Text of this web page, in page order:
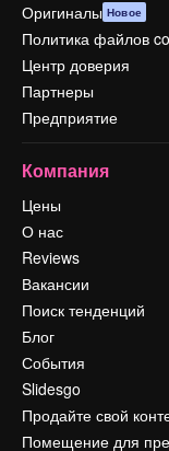
Оригиналы Новое
Политика файлов
Центр доверия
Партнеры
Предприятие
Компания
Цены
О нас
Reviews
Вакансии
Поиск тенденций
Блог
События
Slidesgo
Продайте свой
Помещение для